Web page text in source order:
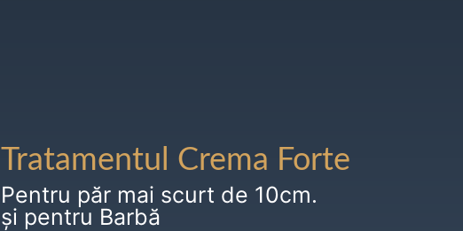
Tratamentul Crema Forte
Pentru păr mai scurt de 10cm.
și pentru Barbă